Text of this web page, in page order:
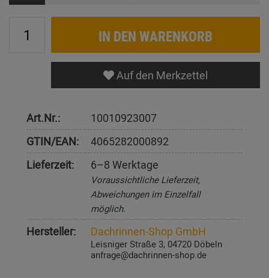
IN DEN WARENKORB
Auf den Merkzettel
Art.Nr.:
10010923007
GTIN/EAN:
4065282000892
Lieferzeit:
6–8 Werktage
Voraussichtliche Lieferzeit,
Abweichungen im Einzelfall
möglich.
Hersteller: Dachrinnen-Shop GmbH
Leisniger Straße 3, 04720 Döbeln
anfrage@dachrinnen-shop.de